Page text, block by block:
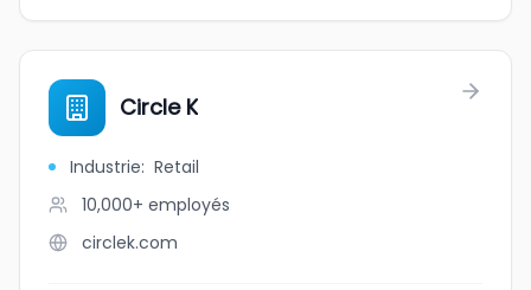
Circle K
Industrie: Retail
10,000+ employés
circlek.com